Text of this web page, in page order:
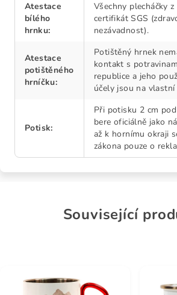
Atestace
bílého
hrnku:
Všechny plecháčky
certifikát SGS
nezávadnost).
Atestace
potištěného
hrníčku:
Potištěný hrnek
kontakt s
republice a jeho
účely jsou na
Potisk:
Při potisku 2 cm
bere oficiálně jako
až k hornímu okraji
zákona pouze o
Související